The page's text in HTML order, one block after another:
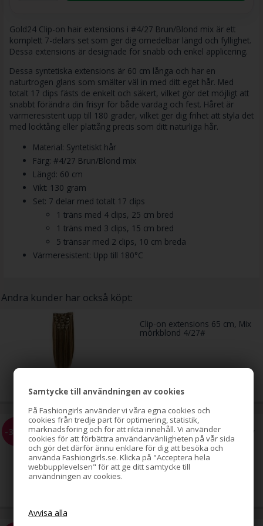
Samtycke till användningen av cookies
På Fashiongirls använder vi våra egna cookies och
cookies från tredje part för optimering, statistik,
marknadsföring och för att rikta innehåll. Vi använder
cookies för att förbättra användarvänligheten på vår sida
och gör det därför ännu enklare för dig att besöka och
använda Fashiongirls.se. Klicka på "Acceptera hela
webbupplevelsen" för att ge ditt samtycke till
användningen av cookies.
Gold24 Clip-on hair extensions i #4/27 Brun/Blond mix är ett
komplett 7-delars set som ger dig omedelbar längd och fyllighet.
Dessa extensions är designade för snabb och enkel applicering.
Dessa syntetiska extensions är 60 cm långa och har en
naturtrogen glans som smälter väl in med ditt eget hår. Med
totalt 17 clips fästs de enkelt och säkert, vilket gör det möjligt att
snabbt förändra din frisyr för både vardag och fest. Håret är
värmeresistent upp till 180 grader, vilket ger dig frihet att styla det
med locktång eller plattång precis som ditt naturliga hår.
Material: Syntetiskt hår
Färg: #4/27 Brun/Blond mix
Längd: 60 cm
Vikt: 130 gram
Set: 7 delar med totalt 17 clips
1 träns med 4 clips, 25 cm bred
1 träns med 3 clips, 15 cm bred
5 tränsar med 2 clips, 10 cm breda
Värmeresistent: Upp till 180°C
Andra kunder har också köpt:
Clip-on extensions 65 cm, Mix
mörkblond 4/27#
1.099,00 SEK
-35% Ponytail extensions i fiber, slät,
ljusbrun 6#, 60 cm